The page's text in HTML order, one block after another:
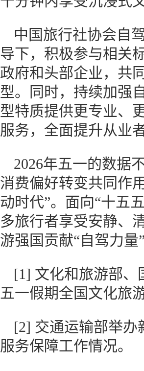
中国旅行社协会自
导下，积极参与相关
政府和头部企业，共
型。同时，持续加强
型特质提供更专业、
服务，全面提升从业
2026年五一的数据
消费偏好转变共同作
动时代”。面向“十五
多旅行者享受安静、
游强国贡献“自驾力量”
[1] 文化和旅游部、
五一假期全国文化旅
[2] 交通运输部举办
服务保障工作情况。